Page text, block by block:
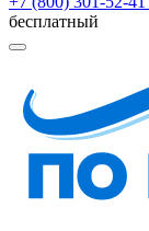
бесплатный